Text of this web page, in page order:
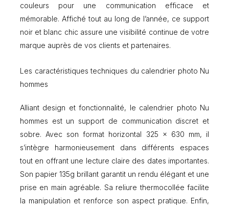
couleurs pour une communication efficace et
mémorable. Affiché tout au long de l’année, ce support
noir et blanc chic assure une visibilité continue de votre
marque auprès de vos clients et partenaires.
Les caractéristiques techniques du calendrier photo Nu
hommes
Alliant design et fonctionnalité, le calendrier photo Nu
hommes est un support de communication discret et
sobre. Avec son format horizontal 325 x 630 mm, il
s’intègre harmonieusement dans différents espaces
tout en offrant une lecture claire des dates importantes.
Son papier 135g brillant garantit un rendu élégant et une
prise en main agréable. Sa reliure thermocollée facilite
la manipulation et renforce son aspect pratique. Enfin,